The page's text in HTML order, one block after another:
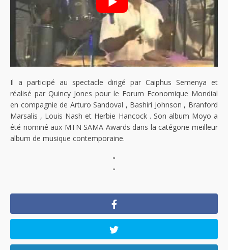
Il a participé au spectacle dirigé par Caiphus Semenya et
réalisé par Quincy Jones pour le Forum Economique Mondial
en compagnie de Arturo Sandoval , Bashiri Johnson , Branford
Marsalis , Louis Nash et Herbie Hancock . Son album Moyo a
été nominé aux MTN SAMA Awards dans la catégorie meilleur
album de musique contemporaine.
"
"